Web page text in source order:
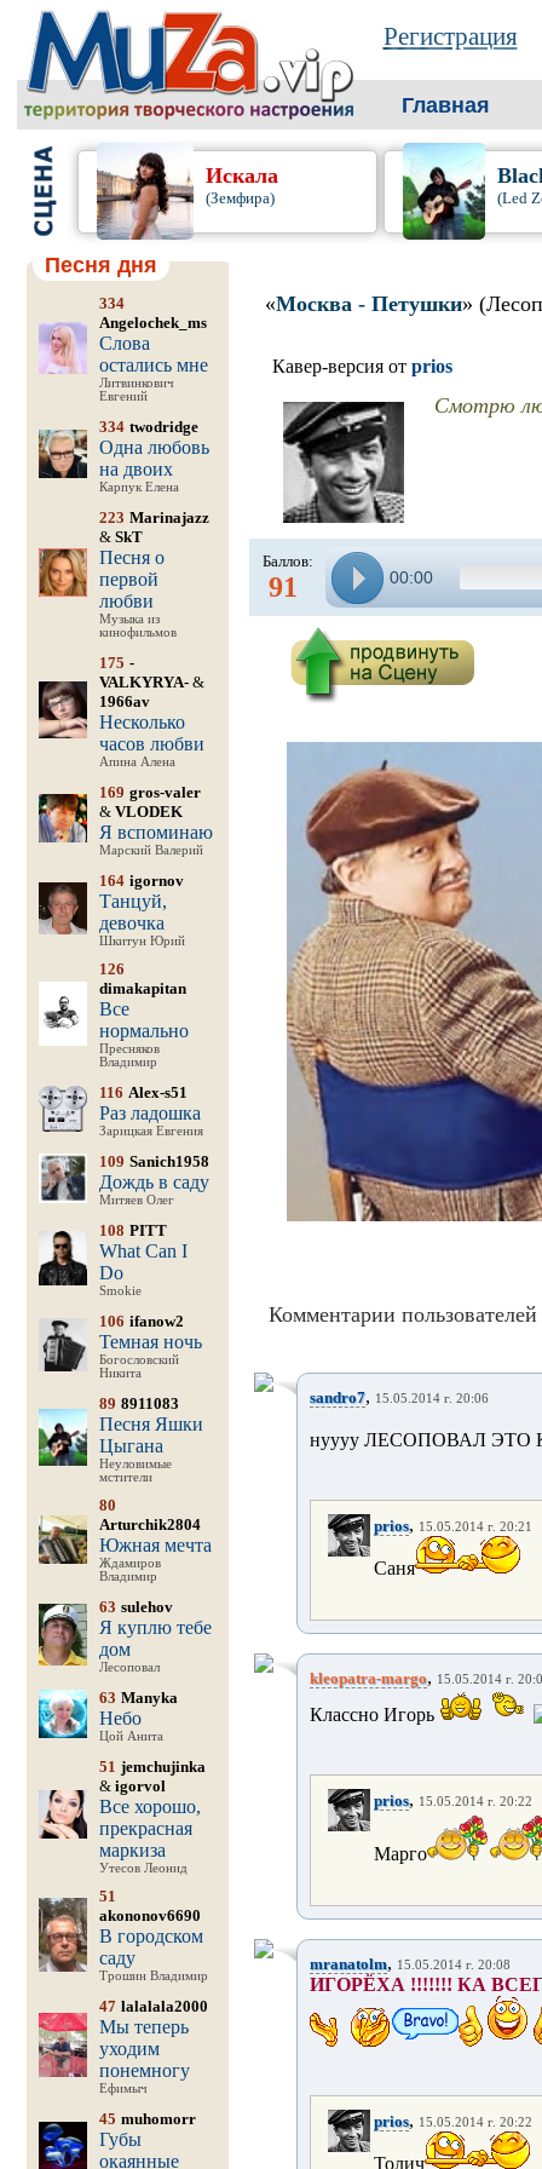
Регистрация
Главная
Искала
(Земфира) (Led
Песня дня
334
Angelochek_ms
Слова
остались мне
Литвинкович
Евгений
334 twodridge
Одна любовь
на двоих
Карпук Елена
223 Marinajazz
& SkT
Песня о
первой
любви
Музыка из
кинофильмов
175 -
VALKYRYA-&
1966av
Несколько
часов любви
Апина Алена
169 gros-valer
& VLODEK
Я вспоминаю
Марский Валерий
164 igornov
Танцуй,
девочка
Шкитун Юрий
126
dimakapitan
Все
нормально
Пресняков
Владимир
116 Alex-s51
Раз ладошка
Зарицкая Евгения
109 Sanich1958
Дождь в саду
Митяев Олег
108 PITT
What Can I
Do
Smokie
106 ifanow2
Темная ночь
Богословский
Никита
89 8911083
Песня Яшки
Цыгана
Неуловимые
мстители
80
Arturchik2804
Южная мечта
Ждамиров
Владимир
63 sulehov
Я куплю тебе
дом
Лесоповал
63 Manyka
Небо
Цой Анита
51 jemchujinka
& igorvol
Все хорошо,
прекрасная
маркиза
Утесов Леонид
51
akononov6690
В городском
саду
Трошин Владимир
47 lalalala2000
Мы теперь
уходим
понемногу
Ефимыч
45 muhomorr
Губы
окаянные
«Москва - Петушки»
Кавер-версия от prios
Смотрю
Баллов:
91 00:00
Комментарии
sandro7, 15.05.2014 г. 20:06
нуууу ЛЕСОПОВАЛ
prios, 15.05.2014 г. 20:21
Саня
kleopatra-margo, 15.05.2014 г.
Классно Игорь
prios, 15.05.2014 г. 20:22
Марго
mranatolm, 15.05.2014 г. 20:08
ИГОРЁХА !!!!!!! КА
prios, 15.05.2014 г. 20:22
Толич